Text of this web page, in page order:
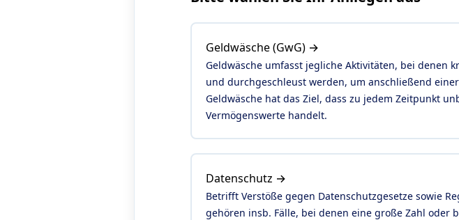
Geldwäsche (GwG) →
Geldwäsche umfasst jegliche Aktivitäten, bei denen
und durchgeschleust werden, um anschließend
Geldwäsche hat das Ziel, dass zu jedem Zeitpunkt
Vermögenswerte handelt.
Datenschutz →
Betrifft Verstöße gegen Datenschutzgesetze sowie
gehören insb. Fälle, bei denen eine große Zahl oder